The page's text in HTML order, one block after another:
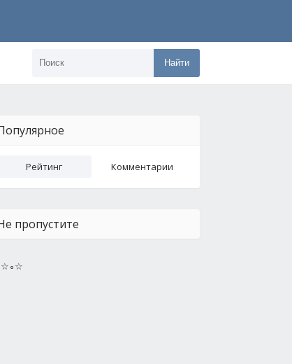
Найти
Рейтинг Комментарии
пропустите